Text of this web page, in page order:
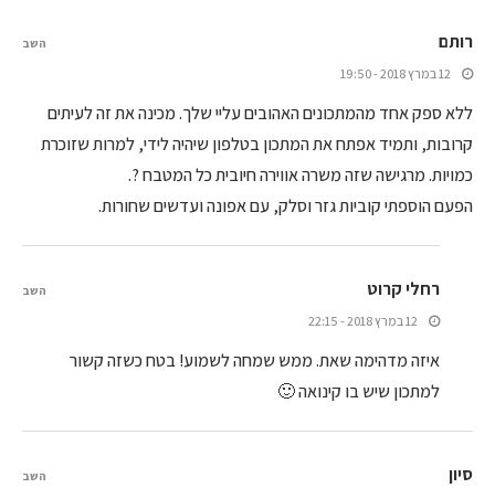
רותם
12 במרץ 2018 - 19:50
ללא ספק אחד מהמתכונים האהובים עליי שלך. מכינה את זה לעיתים
קרובות, ותמיד אפתח את המתכון בטלפון שיהיה לידי, למרות שזוכרת
כמויות. מרגישה שזה משרה אווירה חיובית כל המטבח ?.
הפעם הוספתי קוביות גזר וסלק, עם אפונה ועדשים שחורות.
השב
רחלי קרוט
12 במרץ 2018 - 22:15
איזה מדהימה שאת. ממש שמחה לשמוע! בטח כשזה קשור
למתכון שיש בו קינואה 🙂
השב
סיון השב